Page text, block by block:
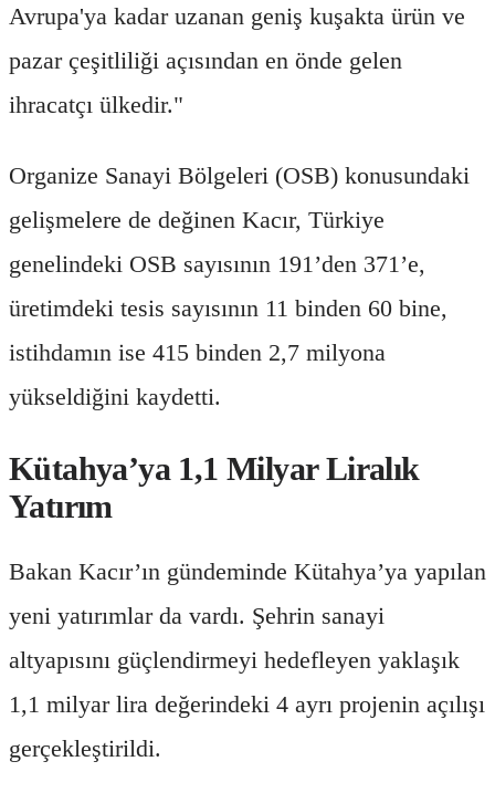
Avrupa'ya kadar uzanan geniş kuşakta ürün ve
pazar çeşitliliği açısından en önde gelen
ihracatçı ülkedir."
Organize Sanayi Bölgeleri (OSB) konusundaki
gelişmelere de değinen Kacır, Türkiye
genelindeki OSB sayısının 191’den 371’e,
üretimdeki tesis sayısının 11 binden 60 bine,
istihdamın ise 415 binden 2,7 milyona
yükseldiğini kaydetti.
Kütahya’ya 1,1 Milyar Liralık
Yatırım
Bakan Kacır’ın gündeminde Kütahya’ya yapılan
yeni yatırımlar da vardı. Şehrin sanayi
altyapısını güçlendirmeyi hedefleyen yaklaşık
1,1 milyar lira değerindeki 4 ayrı projenin açılışı
gerçekleştirildi.